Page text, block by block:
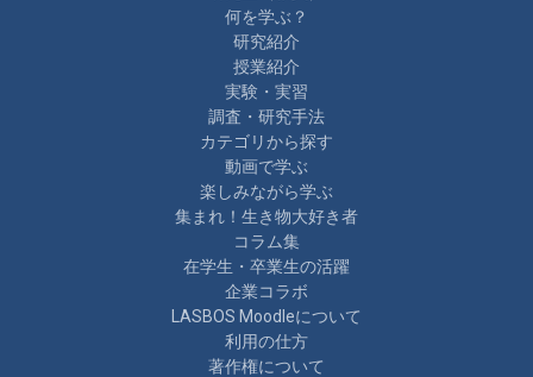
何を学ぶ？
研究紹介
授業紹介
実験・実習
調査・研究手法
カテゴリから探す
動画で学ぶ
楽しみながら学ぶ
集まれ！生き物大好き者
コラム集
在学生・卒業生の活躍
企業コラボ
LASBOS Moodleについて
利用の仕方
著作権について